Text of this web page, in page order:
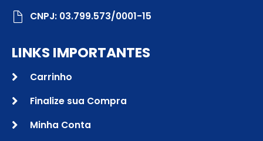
CNPJ: 03.799.573/0001-15
LINKS IMPORTANTES
Carrinho
Finalize sua Compra
Minha Conta